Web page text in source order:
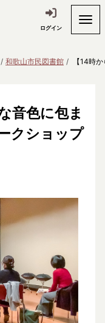
ログイン
和歌山市民図書館 【14時
音色に包ま
クショップ